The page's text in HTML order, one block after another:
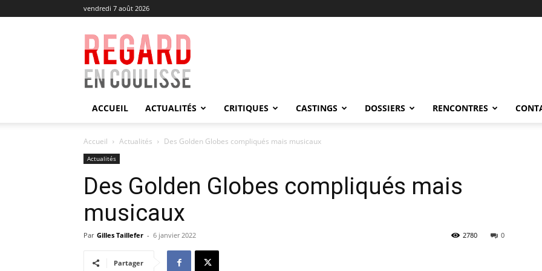
vendredi 7 août 2026
Regard
en
Coulisse
ACCUEIL ACTUALITÉS CRITIQUES CASTINGS DOSSIERS RENCONTRES
Accueil Actualités Des Golden Globes compliqués mais musicaux
Actualités
Des Golden Globes compliqués mais
musicaux
Par Gilles Taillefer - 6 janvier 2022 0
2780
Partager